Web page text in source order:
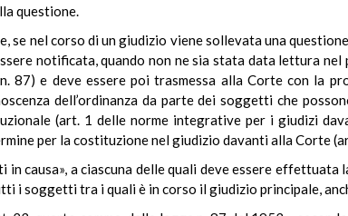
questione.
se nel corso di un giudizio viene sollevata una
notificata, quando non ne sia stata data lettura
87) e deve essere poi trasmessa alla Corte con la
dell’ordinanza da parte dei soggetti che
(art. 1 delle norme integrative per i giudizi
per la costituzione nel giudizio davanti alla Corte
in causa», a ciascuna delle quali deve essere
i soggetti tra i quali è in corso il giudizio principale,